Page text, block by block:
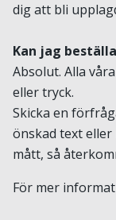
dig att bli
Kan jag
Absolut. Alla
eller tryck.
Skicka en
önskad text
mått, så
För mer